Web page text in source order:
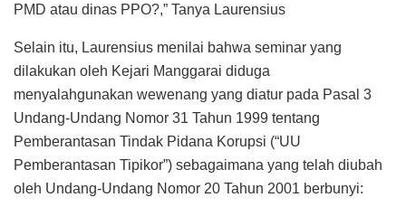
PMD atau dinas PPO?,” Tanya Laurensius
Selain itu, Laurensius menilai bahwa seminar yang
dilakukan oleh Kejari Manggarai diduga
menyalahgunakan wewenang yang diatur pada Pasal 3
Undang-Undang Nomor 31 Tahun 1999 tentang
Pemberantasan Tindak Pidana Korupsi (“UU
Pemberantasan Tipikor”) sebagaimana yang telah diubah
oleh Undang-Undang Nomor 20 Tahun 2001 berbunyi: